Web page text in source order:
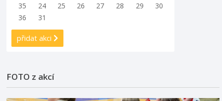
35
24 25 26 27 28 29
30
36
31
přidat akci
FOTO z akcí